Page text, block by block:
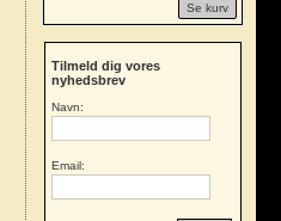
Se kurv
Tilmeld dig vores
nyhedsbrev
Navn:
Email: